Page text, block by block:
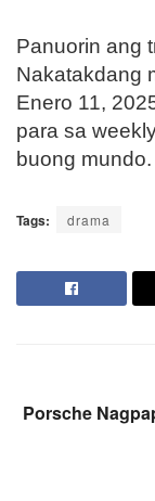
Panuorin ang
Nakatakdang
Enero 11,
para sa
buong mundo.
Tags: drama
Porsche